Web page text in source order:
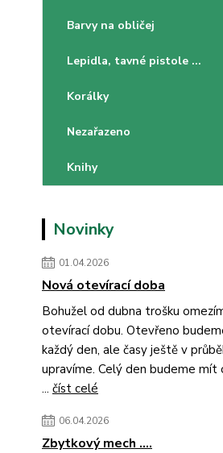
Barvy na obličej
Lepidla, tavné pistole ...
Korálky
Nezařazeno
Knihy
Novinky
01.04.2026
Nová otevírací doba
Bohužel od dubna trošku
otevírací dobu. Otevřeno
každý den, ale časy ještě v
upravíme. Celý den budeme mít
... číst celé
06.04.2026
Zbytkový mech ....